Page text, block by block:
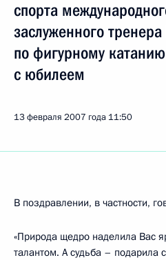
спорта
заслуженного
по фигурному катанию
с юбилеем
13 февраля 2007 года 11:50
В поздравлении, в частности,
«Природа щедро наделила Вас
талантом. А судьба – подарила